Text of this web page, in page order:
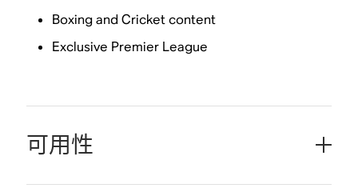
Boxing and Cricket content
Exclusive Premier League
可用性